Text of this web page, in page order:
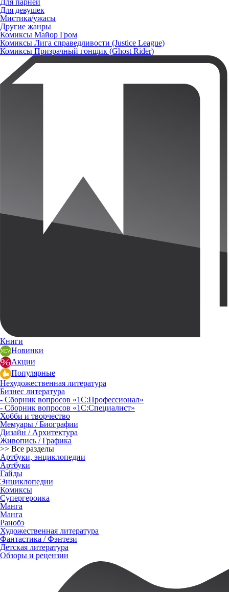
Для девушек
Мистика/ужасы
Другие жанры
Комиксы Майор Гром
Комиксы Лига справедливости (Justice League)
Комиксы Призрачный гонщик (Ghost Rider)
Книги
Новинки
Акции
Популярные
Нехудожественная литература
Бизнес литература
- Сборник вопросов «1С:Профессионал»
- Сборник вопросов «1С:Специалист»
Хобби и творчество
Мемуары / Биографии
Дизайн / Архитектура
Живопись / Графика
>> Все разделы
Артбуки, энциклопедии
Артбуки
Гайды
Энциклопедии
Комиксы
Супергероика
Манга
Манга
Ранобэ
Художественная литература
Фантастика / Фэнтези
Детская литература
Обзоры и рецензии